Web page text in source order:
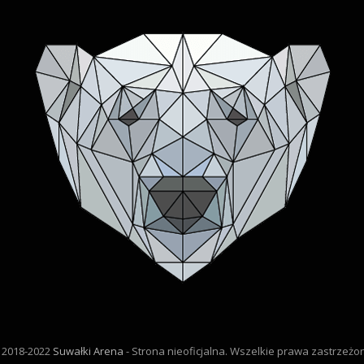
2022 Suwałki Arena - Strona nieoficjalna. Wszelkie prawa